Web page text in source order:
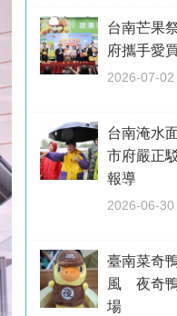
台南芒果
府攜手愛
2026-07-
台南淹水
市府嚴正
報導
2026-06-30
臺南菜奇
風 夜奇
場